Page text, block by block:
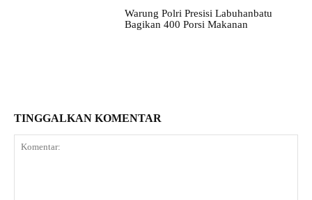
Warung Polri Presisi Labuhanbatu
Bagikan 400 Porsi Makanan
TINGGALKAN KOMENTAR